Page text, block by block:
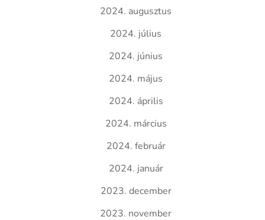
2024. augusztus
2024. július
2024. június
2024. május
2024. április
2024. március
2024. február
2024. január
2023. december
2023. november